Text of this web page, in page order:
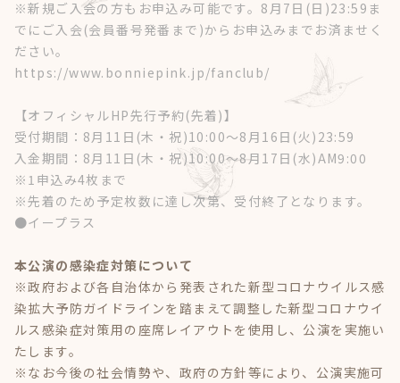
※新規ご入会の方もお申込み可能です。8月7日(日)23:59ま
でにご入会(会員番号発番まで)からお申込みまでお済ませく
ださい。
https://www.bonniepink.jp/fanclub/
【オフィシャルHP先行予約(先着)】
受付期間：8月11日(木・祝)10:00～8月16日(火)23:59
入金期間：8月11日(木・祝)10:00～8月17日(水)AM9:00
※1申込み4枚まで
※先着のため予定枚数に達し次第、受付終了となります。
●イープラス
本公演の感染症対策について
※政府および各自治体から発表された新型コロナウイルス感
染拡大予防ガイドラインを踏まえて調整した新型コロナウイ
ルス感染症対策用の座席レイアウトを使用し、公演を実施い
たします。
※なお今後の社会情勢や、政府の方針等により、公演実施可